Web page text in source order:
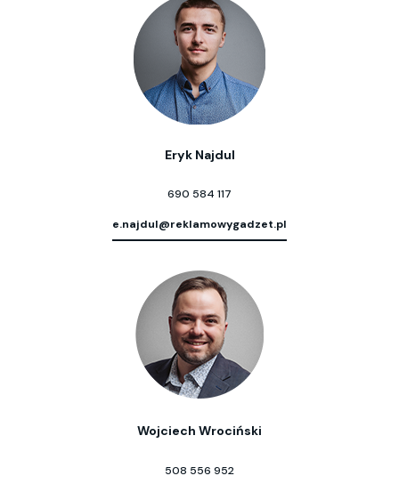
Eryk Najdul
690 584 117
e.najdul@reklamowygadzet.pl
Wojciech Wrociński
508 556 952